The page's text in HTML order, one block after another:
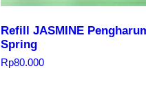
Refill JASMINE
Spring
Rp80.000